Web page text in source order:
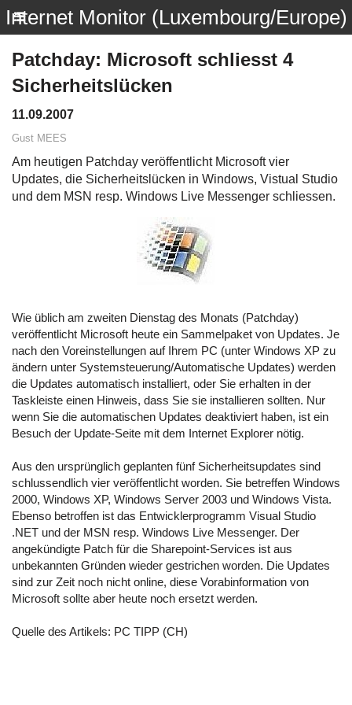
Internet Monitor (Luxembourg/Europe)
Patchday: Microsoft schliesst 4
Sicherheitslücken
11.09.2007
Gust MEES
Am heutigen Patchday veröffentlicht Microsoft vier
Updates, die Sicherheitslücken in Windows, Vistual Studio
und dem MSN resp. Windows Live Messenger schliessen.
Wie üblich am zweiten Dienstag des Monats (Patchday)
veröffentlicht Microsoft heute ein Sammelpaket von Updates. Je
nach den Voreinstellungen auf Ihrem PC (unter Windows XP zu
ändern unter Systemsteuerung/Automatische Updates) werden
die Updates automatisch installiert, oder Sie erhalten in der
Taskleiste einen Hinweis, dass Sie sie installieren sollten. Nur
wenn Sie die automatischen Updates deaktiviert haben, ist ein
Besuch der Update-Seite mit dem Internet Explorer nötig.
Aus den ursprünglich geplanten fünf Sicherheitsupdates sind
schlussendlich vier veröffentlicht worden. Sie betreffen Windows
2000, Windows XP, Windows Server 2003 und Windows Vista.
Ebenso betroffen ist das Entwicklerprogramm Visual Studio
.NET und der MSN resp. Windows Live Messenger. Der
angekündigte Patch für die Sharepoint-Services ist aus
unbekannten Gründen wieder gestrichen worden. Die Updates
sind zur Zeit noch nicht online, diese Vorabinformation von
Microsoft sollte aber heute noch ersetzt werden.
Quelle des Artikels: PC TIPP (CH)